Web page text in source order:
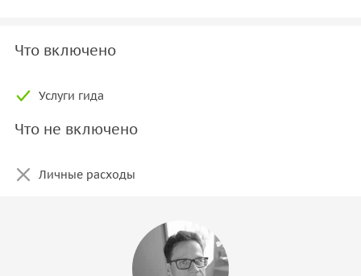
Что включено
Услуги гида
Что не включено
Личные расходы